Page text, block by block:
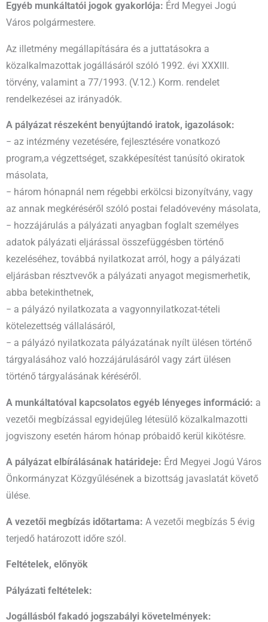
Egyéb munkáltatói jogok gyakorlója: Érd Megyei Jogú
Város polgármestere.
Az illetmény megállapítására és a juttatásokra a
közalkalmazottak jogállásáról szóló 1992. évi XXXIII.
törvény, valamint a 77/1993. (V.12.) Korm. rendelet
rendelkezései az irányadók.
A pályázat részeként benyújtandó iratok, igazolások:
− az intézmény vezetésére, fejlesztésére vonatkozó
program,a végzettséget, szakképesítést tanúsító okiratok
másolata,
− három hónapnál nem régebbi erkölcsi bizonyítvány, vagy
az annak megkéréséről szóló postai feladóvevény másolata,
− hozzájárulás a pályázati anyagban foglalt személyes
adatok pályázati eljárással összefüggésben történő
kezeléséhez, továbbá nyilatkozat arról, hogy a pályázati
eljárásban résztvevők a pályázati anyagot megismerhetik,
abba betekinthetnek,
− a pályázó nyilatkozata a vagyonnyilatkozat-tételi
kötelezettség vállalásáról,
− a pályázó nyilatkozata pályázatának nyílt ülésen történő
tárgyalásához való hozzájárulásáról vagy zárt ülésen
történő tárgyalásának kéréséről.
A munkáltatóval kapcsolatos egyéb lényeges információ: a
vezetői megbízással egyidejűleg létesülő közalkalmazotti
jogviszony esetén három hónap próbaidő kerül kikötésre.
A pályázat elbírálásának határideje: Érd Megyei Jogú Város
Önkormányzat Közgyűlésének a bizottság javaslatát követő
ülése.
A vezetői megbízás időtartama: A vezetői megbízás 5 évig
terjedő határozott időre szól.
Feltételek, előnyök
Pályázati feltételek:
Jogállásból fakadó jogszabályi követelmények: